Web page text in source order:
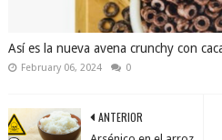
Así es la nueva avena crunchy con
February 06, 2024 0
ANTERIOR